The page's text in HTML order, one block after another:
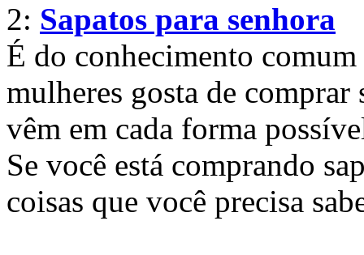
2: Sapatos para senhora
É do conhecimento
mulheres gosta de comprar
vêm em cada forma
Se você está comprando
coisas que você precisa